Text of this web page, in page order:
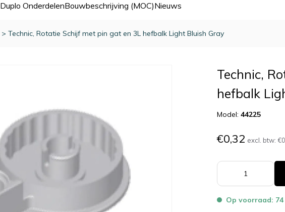
Duplo OnderdelenBouwbeschrijving (MOC)Nieuws
> Technic, Rotatie Schijf met pin gat en 3L hefbalk Light Bluish Gray
Technic,
hefbalk
Model:44225
€0,32 excl. btw:
Op voorraad: 74